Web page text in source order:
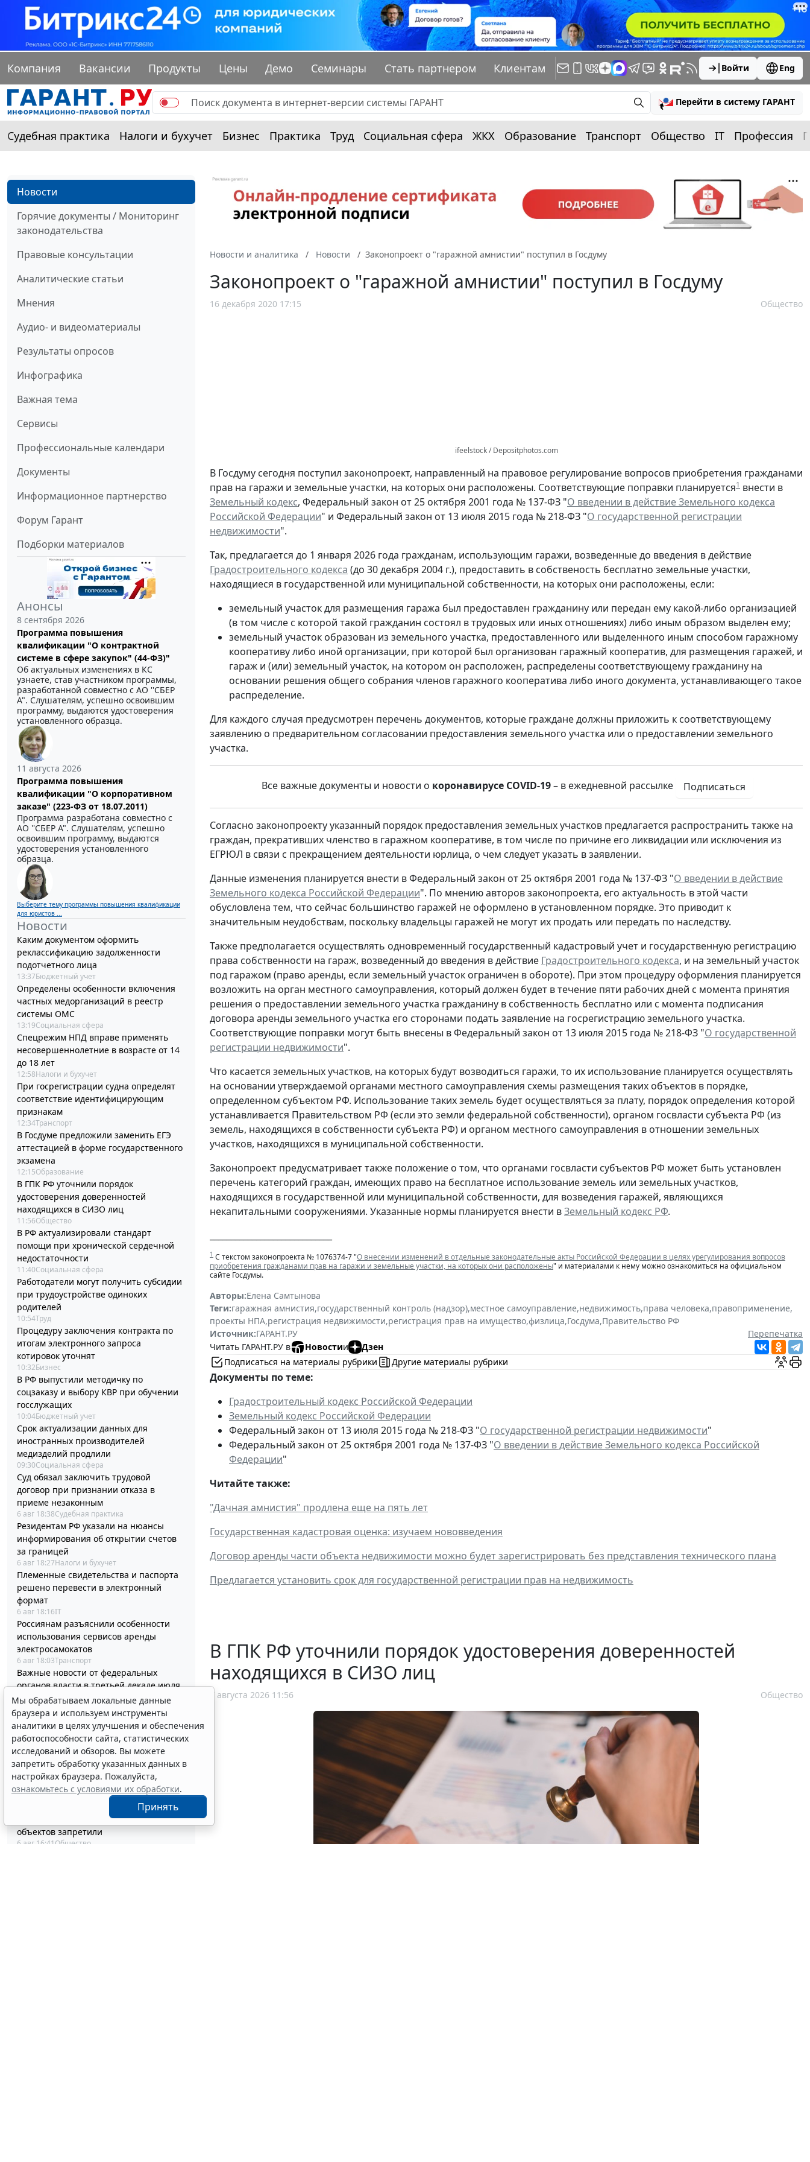
Компания Вакансии Продукты Цены Демо Семинары Стать партнером Клиентам Войти Eng
Перейти в систему ГАРАНТ
Судебная практика Налоги и бухучет Бизнес Практика Труд Социальная сфера ЖКХ Образование Транспорт Общество IT Профессия
Новости
Горячие документы / Мониторинг
законодательства
Правовые консультации
Аналитические статьи
Мнения
Аудио- и видеоматериалы
Результаты опросов
Инфографика
Важная тема
Сервисы
Профессиональные календари
Документы
Информационное партнерство
Форум Гарант
Подборки материалов
Анонсы
8 сентября 2026
Программа повышения
квалификации "О контрактной
системе в сфере закупок" (44-ФЗ)"
Об актуальных изменениях в КС
узнаете, став участником программы,
разработанной совместно с АО ''СБЕР
А". Слушателям, успешно освоившим
программу, выдаются удостоверения
установленного образца.
11 августа 2026
Программа повышения
квалификации "О корпоративном
заказе" (223-ФЗ от 18.07.2011)
Программа разработана совместно с
АО ''СБЕР А". Слушателям, успешно
освоившим программу, выдаются
удостоверения установленного
образца.
Выберите тему программы повышения квалификации
для юристов ...
Новости
Каким документом оформить
реклассификацию задолженности
подотчетного лица
13:37Бюджетный учет
Определены особенности включения
частных медорганизаций в реестр
системы ОМС
13:19Социальная сфера
Спецрежим НПД вправе применять
несовершеннолетние в возрасте от 14
до 18 лет
12:58Налоги и бухучет
При госрегистрации судна определят
соответствие идентифицирующим
признакам
12:34Транспорт
В Госдуме предложили заменить ЕГЭ
аттестацией в форме государственного
экзамена
12:15Образование
В ГПК РФ уточнили порядок
удостоверения доверенностей
находящихся в СИЗО лиц
11:56Общество
В РФ актуализировали стандарт
помощи при хронической сердечной
недостаточности
11:40Социальная сфера
Работодатели могут получить субсидии
при трудоустройстве одиноких
родителей
10:54Труд
Процедуру заключения контракта по
итогам электронного запроса
котировок уточнят
10:32Бизнес
В РФ выпустили методичку по
соцзаказу и выбору КВР при обучении
госслужащих
10:04Бюджетный учет
Срок актуализации данных для
иностранных производителей
медизделий продлили
09:30Социальная сфера
Суд обязал заключить трудовой
договор при признании отказа в
приеме незаконным
6 авг 18:38Судебная практика
Резидентам РФ указали на нюансы
информирования об открытии счетов
за границей
6 авг 18:27Налоги и бухучет
Племенные свидетельства и паспорта
решено перевести в электронный
формат
6 авг 18:16IT
Россиянам разъяснили особенности
использования сервисов аренды
электросамокатов
6 авг 18:03Транспорт
Важные новости от федеральных
органов власти в третьей декаде июля
6 авг 17:46Бюджетный учет
Депутаты Госдумы инициировали
ужесточение миграционного учета в
регионах
Общество
Минздрав России обновил стандарт
медпомощи при преждевременном
половом развитии
6 авг 17:02Социальная сфера
строительства рекреационных
объектов запретили
6 авг 16:41Общество
Новости и аналитика Новости Законопроект о "гаражной амнистии" поступил в Госдуму
Законопроект о "гаражной амнистии" поступил в Госдуму
16 декабря 2020 17:15 Общество
ifeelstock / Depositphotos.com
В Госдуму сегодня поступил законопроект, направленный на правовое регулирование вопросов приобретения гражданами
прав на гаражи и земельные участки, на которых они расположены. Соответствующие поправки планируется1 внести в
Земельный кодекс, Федеральный закон от 25 октября 2001 года № 137-ФЗ "О введении в действие Земельного кодекса
Российской Федерации" и Федеральный закон от 13 июля 2015 года № 218-ФЗ "О государственной регистрации
недвижимости".
Так, предлагается до 1 января 2026 года гражданам, использующим гаражи, возведенные до введения в действие
Градостроительного кодекса (до 30 декабря 2004 г.), предоставить в собственость бесплатно земельные участки,
находящиеся в государственной или муниципальной собственности, на которых они расположены, если:
земельный участок для размещения гаража был предоставлен гражданину или передан ему какой-либо организацией
(в том числе с которой такой гражданин состоял в трудовых или иных отношениях) либо иным образом выделен ему;
земельный участок образован из земельного участка, предоставленного или выделенного иным способом гаражному
кооперативу либо иной организации, при которой был организован гаражный кооператив, для размещения гаражей, и
гараж и (или) земельный участок, на котором он расположен, распределены соответствующему гражданину на
основании решения общего собрания членов гаражного кооператива либо иного документа, устанавливающего такое
распределение.
Для каждого случая предусмотрен перечень документов, которые граждане должны приложить к соответствующему
заявлению о предварительном согласовании предоставления земельного участка или о предоставлении земельного
участка.
Все важные документы и новости о коронавирусе COVID-19– в ежедневной рассылке Подписаться
Согласно законопроекту указанный порядок предоставления земельных участков предлагается распространить также на
граждан, прекративших членство в гаражном кооперативе, в том числе по причине его ликвидации или исключения из
ЕГРЮЛ в связи с прекращением деятельности юрлица, о чем следует указать в заявлении.
Данные изменения планируется внести в Федеральный закон от 25 октября 2001 года № 137-ФЗ "О введении в действие
Земельного кодекса Российской Федерации". По мнению авторов законопроекта, его актуальность в этой части
обусловлена тем, что сейчас большинство гаражей не оформлено в установленном порядке. Это приводит к
значительным неудобствам, поскольку владельцы гаражей не могут их продать или передать по наследству.
Также предполагается осуществлять одновременный государственный кадастровый учет и государственную регистрацию
права собственности на гараж, возведенный до введения в действие Градостроительного кодекса, и на земельный участок
под гаражом (право аренды, если земельный участок ограничен в обороте). При этом процедуру оформления планируется
возложить на орган местного самоуправления, который должен будет в течение пяти рабочих дней с момента принятия
решения о предоставлении земельного участка гражданину в собственность бесплатно или с момента подписания
договора аренды земельного участка его сторонами подать заявление на госрегистрацию земельного участка.
Соответствующие поправки могут быть внесены в Федеральный закон от 13 июля 2015 года № 218-ФЗ "О государственной
регистрации недвижимости".
Что касается земельных участков, на которых будут возводиться гаражи, то их использование планируется осуществлять
на основании утверждаемой органами местного самоуправления схемы размещения таких объектов в порядке,
определенном субъектом РФ. Использование таких земель будет осуществляться за плату, порядок определения которой
устанавливается Правительством РФ (если это земли федеральной собственности), органом госвласти субъекта РФ (из
земель, находящихся в собственности субъекта РФ) и органом местного самоуправления в отношении земельных
участков, находящихся в муниципальной собственности.
Законопроект предусматривает также положение о том, что органами госвласти субъектов РФ может быть установлен
перечень категорий граждан, имеющих право на бесплатное использование земель или земельных участков,
находящихся в государственной или муниципальной собственности, для возведения гаражей, являющихся
некапитальными сооружениями. Указанные нормы планируется внести вЗемельный кодекс РФ.
1 С текстом законопроекта № 1076374-7 "О внесении изменений в отдельные законодательные акты Российской Федерации в целях урегулирования вопросов
приобретения гражданами прав на гаражи и земельные участки, на которых они расположены" и материалами к нему можно ознакомиться на официальном
сайте Госдумы.
Авторы:Елена Самтынова
Теги:гаражная амнистия,государственный контроль (надзор),местное самоуправление,недвижимость,права человека,правоприменение,
проекты НПА,регистрация недвижимости,регистрация прав на имущество,физлица,Госдума,Правительство РФ
Источник:ГАРАНТ.РУ
Перепечатка
Читать ГАРАНТ.РУ в
Новостии
Дзен
Подписаться на материалы рубрики
Другие материалы рубрики
Документы по теме:
Градостроительный кодекс Российской Федерации
Земельный кодекс Российской Федерации
Федеральный закон от 13 июля 2015 года № 218-ФЗ "О государственной регистрации недвижимости"
Федеральный закон от 25 октября 2001 года № 137-ФЗ "О введении в действие Земельного кодекса Российской
Федерации"
Читайте также:
"Дачная амнистия" продлена еще на пять лет
Государственная кадастровая оценка: изучаем нововведения
Договор аренды части объекта недвижимости можно будет зарегистрировать без представления технического плана
Предлагается установить срок для государственной регистрации прав на недвижимость
В ГПК РФ уточнили порядок удостоверения доверенностей
находящихся в СИЗО лиц
7 августа 2026 11:56 Общество
Мы обрабатываем локальные данные
браузера и используем инструменты
аналитики в целях улучшения и обеспечения
работоспособности сайта, статистических
исследований и обзоров. Вы можете
запретить обработку указанных данных в
настройках браузера. Пожалуйста,
ознакомьтесь с условиями их обработки.
Принять